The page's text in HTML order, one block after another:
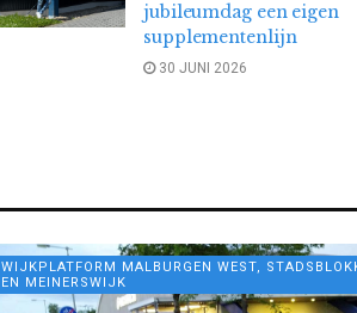
jubileumdag een eigen
supplementenlijn
30 JUNI 2026
WIJKPLATFORM MALBURGEN WEST,
EN MEINERSWIJK